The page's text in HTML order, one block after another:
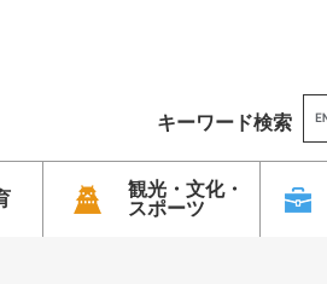
キーワード検索
G
o
g
l
観光・文化・
スポーツ